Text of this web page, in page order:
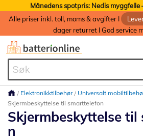
Månedens spotpris: Nedis myggfelle
Alle priser inkl. toll, moms & avgifter I
dager returret I God service
Elektronikktilbehør
Universalt
Skjermbeskyttelse til smarttelefon
Skjermbeskyttelse
n